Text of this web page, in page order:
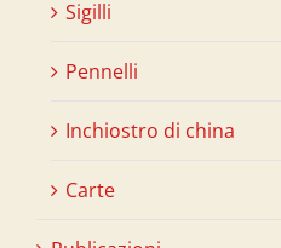
Sigilli
Pennelli
Inchiostro di china
Carte